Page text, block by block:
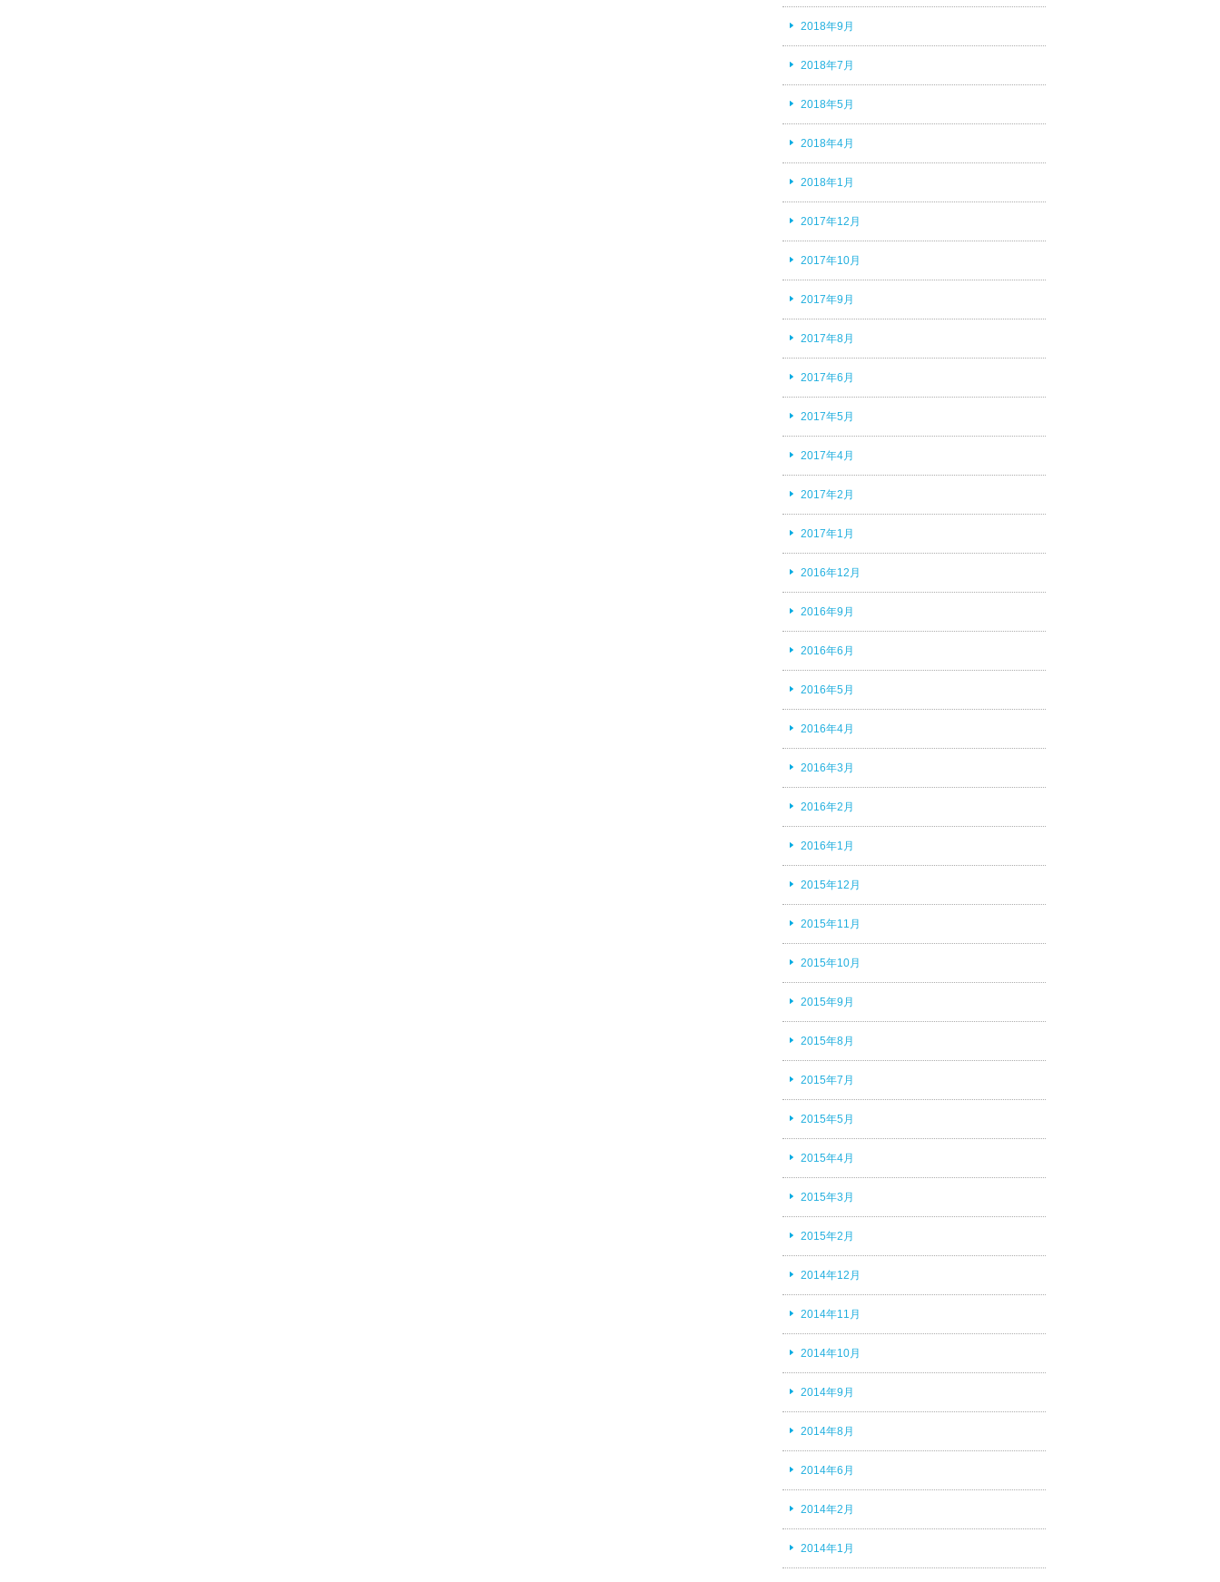
2018年9月
2018年7月
2018年5月
2018年4月
2018年1月
2017年12月
2017年10月
2017年9月
2017年8月
2017年6月
2017年5月
2017年4月
2017年2月
2017年1月
2016年12月
2016年9月
2016年6月
2016年5月
2016年4月
2016年3月
2016年2月
2016年1月
2015年12月
2015年11月
2015年10月
2015年9月
2015年8月
2015年7月
2015年5月
2015年4月
2015年3月
2015年2月
2014年12月
2014年11月
2014年10月
2014年9月
2014年8月
2014年6月
2014年2月
2014年1月